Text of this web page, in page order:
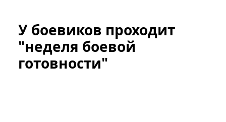
У боевиков проходит
"неделя боевой
готовности"